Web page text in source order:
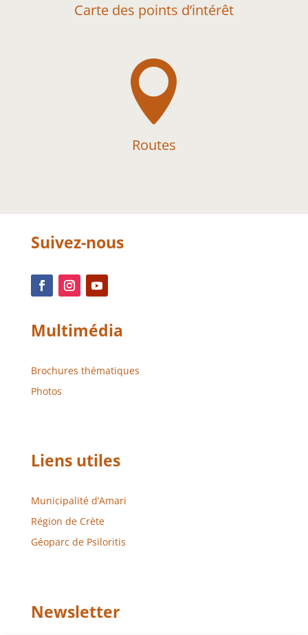
Carte des points d’intérêt

Routes
Suivez-nous
Multimédia
Brochures thématiques
Photos
Liens utiles
Municipalité d’Amari
Région de Crète
Géoparc de Psiloritis
Newsletter